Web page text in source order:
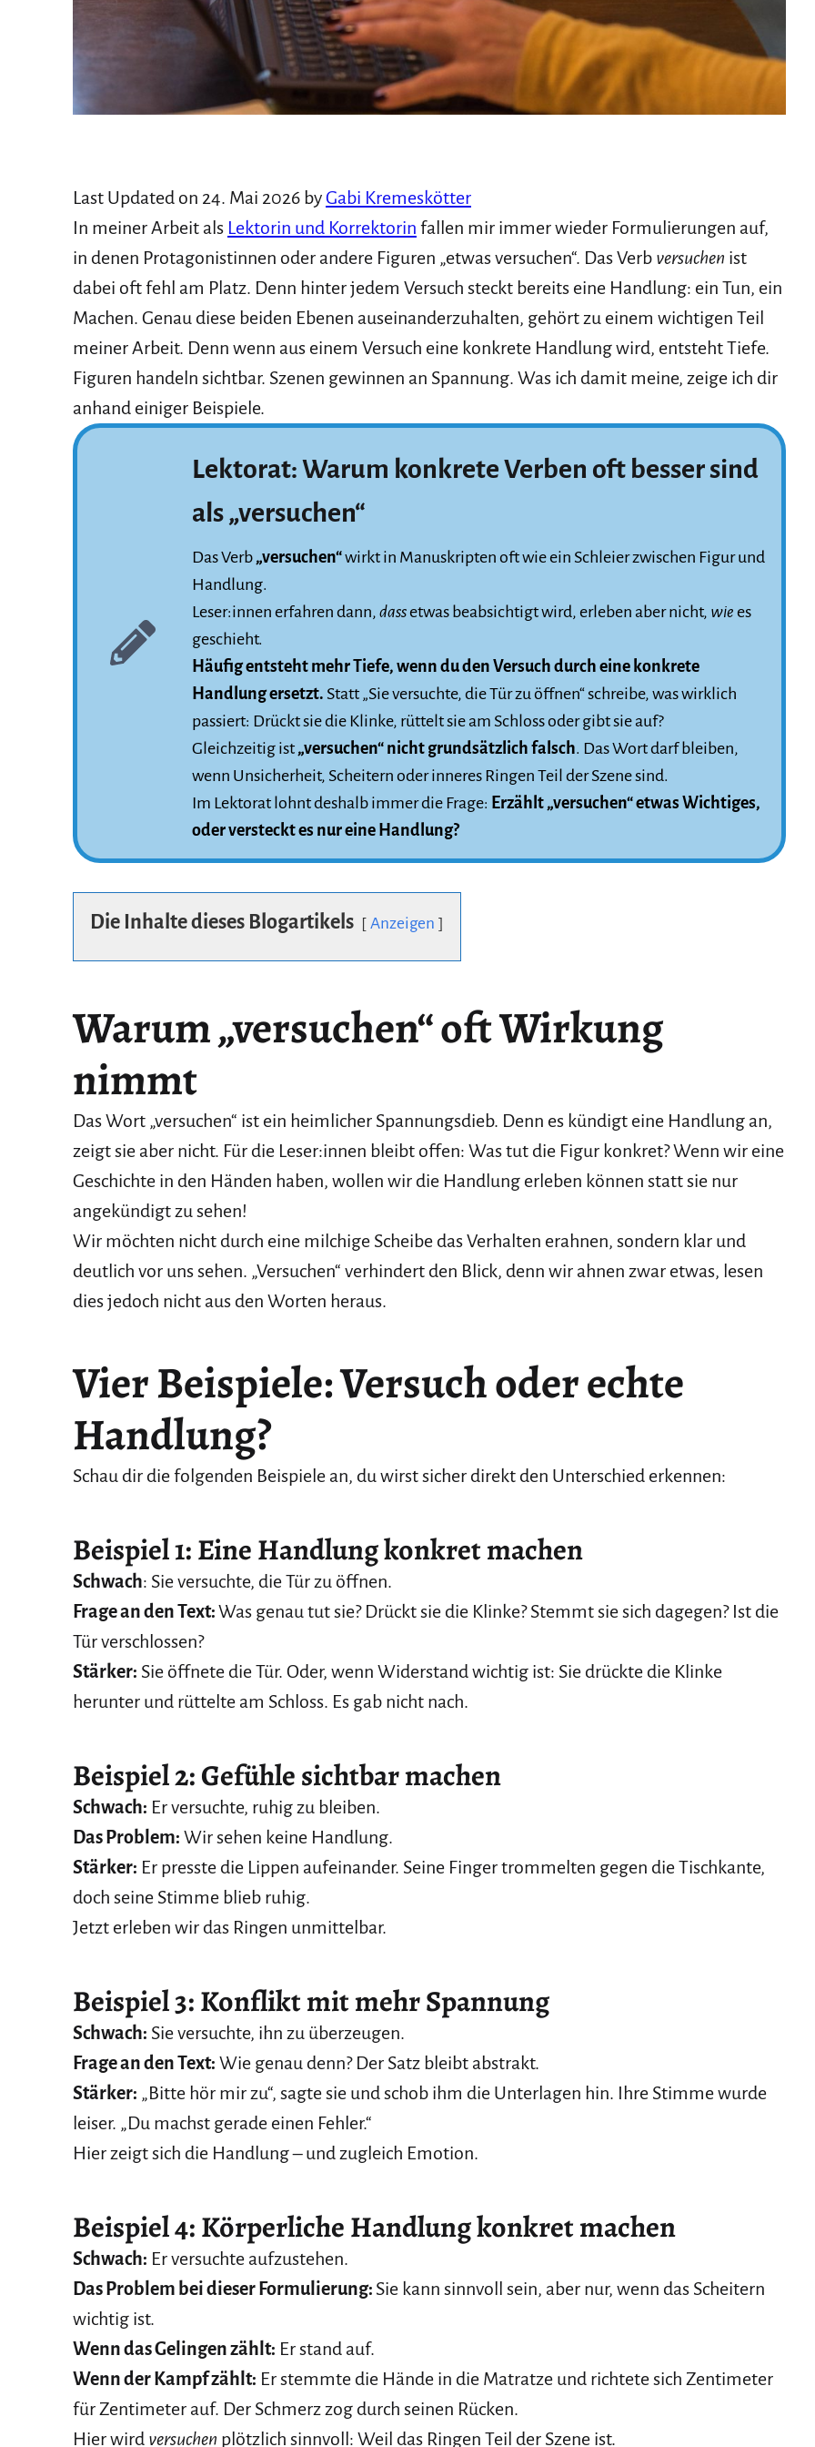
Last Updated on 24. Mai 2026 byGabi Kremeskötter
In meiner Arbeit als Lektorin und Korrektorin fallen mir immer wieder Formulierungen auf,
in denen Protagonistinnen oder andere Figuren „etwas versuchen“. Das Verb versuchen ist
dabei oft fehl am Platz. Denn hinter jedem Versuch steckt bereits eine Handlung: ein Tun, ein
Machen. Genau diese beiden Ebenen auseinanderzuhalten, gehört zu einem wichtigen Teil
meiner Arbeit. Denn wenn aus einem Versuch eine konkrete Handlung wird, entsteht Tiefe.
Figuren handeln sichtbar. Szenen gewinnen an Spannung. Was ich damit meine, zeige ich dir
anhand einiger Beispiele.
Lektorat: Warum konkrete Verben oft besser sind
als „versuchen“
Das Verb „versuchen“wirkt in Manuskripten oft wie ein Schleier zwischen Figur und
Handlung.
Leser:innen erfahren dann, dassetwas beabsichtigt wird, erleben aber nicht, wie es
geschieht.
Häufig entsteht mehr Tiefe, wenn du den Versuch durch eine konkrete
Handlung ersetzt. Statt „Sie versuchte, die Tür zu öffnen“ schreibe, was wirklich
passiert: Drückt sie die Klinke, rüttelt sie am Schloss oder gibt sie auf?
Gleichzeitig ist „versuchen“ nicht grundsätzlich falsch. Das Wort darf bleiben,
wenn Unsicherheit, Scheitern oder inneres Ringen Teil der Szene sind.
Im Lektorat lohnt deshalb immer die Frage: Erzählt „versuchen“ etwas Wichtiges,
oder versteckt es nur eine Handlung?
Die Inhalte dieses Blogartikels Anzeigen
Warum „versuchen“ oft Wirkung
nimmt
Das Wort „versuchen“ ist ein heimlicher Spannungsdieb. Denn es kündigt eine Handlung an,
zeigt sie aber nicht. Für die Leser:innen bleibt offen: Was tut die Figur konkret? Wenn wir eine
Geschichte in den Händen haben, wollen wir die Handlung erleben können statt sie nur
angekündigt zu sehen!
Wir möchten nicht durch eine milchige Scheibe das Verhalten erahnen, sondern klar und
deutlich vor uns sehen. „Versuchen“ verhindert den Blick, denn wir ahnen zwar etwas, lesen
dies jedoch nicht aus den Worten heraus.
VierBeispiele:Versuch oder echte
Handlung?
Schau dir die folgenden Beispiele an, du wirst sicher direkt den Unterschied erkennen:
Beispiel 1: Eine Handlung konkret machen
Schwach: Sie versuchte, die Tür zu öffnen.
Frage an den Text:Was genau tut sie? Drückt sie die Klinke? Stemmt sie sich dagegen? Ist die
Tür verschlossen?
Stärker: Sie öffnete die Tür. Oder, wenn Widerstand wichtig ist: Sie drückte die Klinke
herunter und rüttelte am Schloss. Es gab nicht nach.
Beispiel 2: Gefühle sichtbar machen
Schwach: Er versuchte, ruhig zu bleiben.
Das Problem: Wir sehen keine Handlung.
Stärker: Er presste die Lippen aufeinander. Seine Finger trommelten gegen die Tischkante,
doch seine Stimme blieb ruhig.
Jetzt erleben wir das Ringen unmittelbar.
Beispiel 3: Konflikt mit mehr Spannung
Schwach: Sie versuchte, ihn zu überzeugen.
Frage an den Text: Wie genau denn? Der Satz bleibt abstrakt.
Stärker: „Bitte hör mir zu“, sagte sie und schob ihm die Unterlagen hin. Ihre Stimme wurde
leiser. „Du machst gerade einen Fehler.“
Hier zeigt sich die Handlung – und zugleich Emotion.
Beispiel 4: Körperliche Handlung konkret machen
Schwach: Er versuchte aufzustehen.
Das Problem bei dieser Formulierung: Sie kann sinnvoll sein, aber nur, wenn das Scheitern
wichtig ist.
Wenn das Gelingen zählt: Er stand auf.
Wenn der Kampf zählt: Er stemmte die Hände in die Matratze und richtete sich Zentimeter
für Zentimeter auf. Der Schmerz zog durch seinen Rücken.
Hier wird versuchen plötzlich sinnvoll: Weil das Ringen Teil der Szene ist.